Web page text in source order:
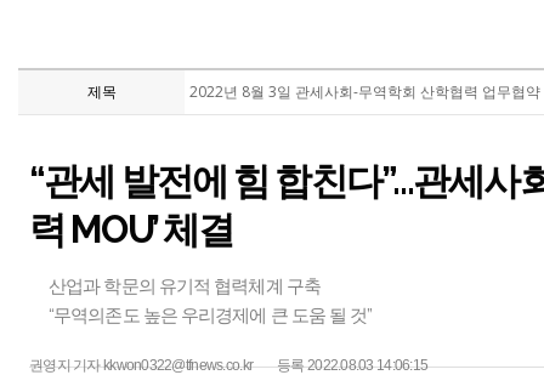
제목 2022년 8월 3일 관세사회-무역학회 산학협력 업무협약
“관세 발전에 힘 합친다”…관세사
력 MOU’ 체결
산업과 학문의 유기적 협력체계 구축
“무역의존도 높은 우리경제에 큰 도움 될 것”
권영지 기자 kkwon0322@tfnews.co.kr 등록 2022.08.03 14:06:15